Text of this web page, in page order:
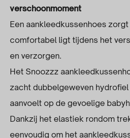
verschoonmoment
Een aankleedkussenhoes
comfortabel ligt tijdens het
en verzorgen.
Het Snoozzz
zacht dubbelgeweven
aanvoelt op de gevoelige
Dankzij het elastiek rondom
eenvoudig om het